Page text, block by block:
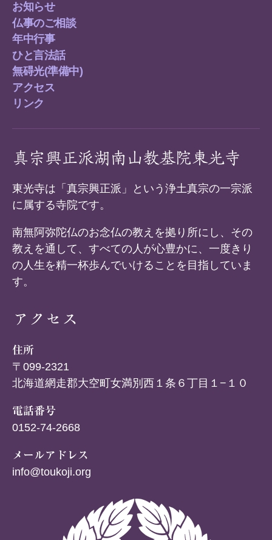
お知らせ
仏事のご相談
年中行事
ひと言法話
無碍光(準備中)
アクセス
リンク
真宗興正派湖南山教基院東光寺
東光寺は「真宗興正派」という浄土真宗の一宗派
に属する寺院です。
南無阿弥陀仏のお念仏の教えを拠り所にし、その
教えを通して、すべての人が心豊かに、一度きり
の人生を精一杯歩んでいけることを目指していま
す。
アクセス
住所
〒099-2321
北海道網走郡大空町女満別西１条６丁目１−１０
電話番号
0152-74-2668
メールアドレス
info@toukoji.org